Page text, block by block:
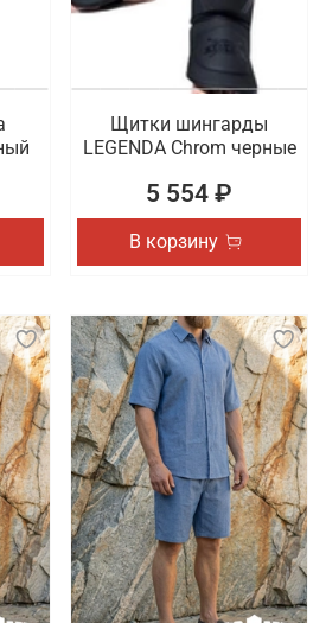
Щитки шингарды
LEGENDA Chrom черные
5 554 ₽
В корзину